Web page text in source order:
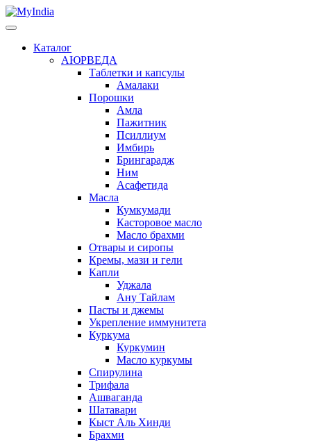
Каталог
АЮРВЕДА
Таблетки и капсулы
Амалаки
Порошки
Амла
Пажитник
Псиллиум
Имбирь
Брингарадж
Ним
Асафетида
Масла
Кумкумади
Касторовое масло
Масло брахми
Отвары и сиропы
Кремы, мази и гели
Капли
Уджала
Ану Тайлам
Пасты и джемы
Укрепление иммунитета
Куркума
Куркумин
Масло куркумы
Спирулина
Трифала
Ашваганда
Шатавари
Кыст Аль Хинди
Брахми